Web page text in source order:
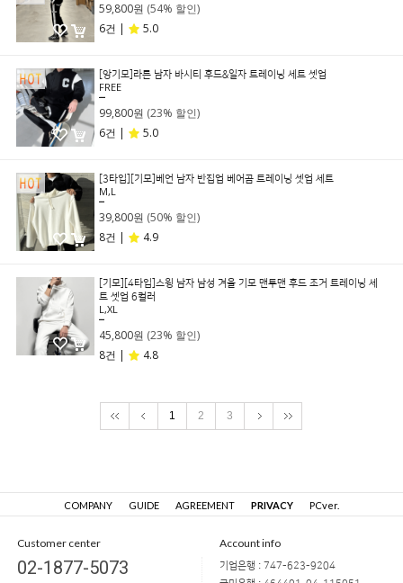
59,800원 (54% 할인)
6건 |
5.0
[앙기모]라른 남자 바시티 후드&일자 트레이닝 세트 셋업
FREE
99,800원 (23% 할인)
6건 |
5.0
[3타입][기모]베언 남자 반집업 베어곰 트레이닝 셋업 세트
M,L
39,800원 (50% 할인)
8건 |
4.9
[기모][4타입]스윙 남자 남성 겨울 기모 맨투맨 후드 조거 트레이닝 세
트 셋업 6컬러
L,XL
45,800원 (23% 할인)
8건 |
4.8
1 2 3
COMPANY GUIDE AGREEMENT PRIVACY PCver.
Customer center
02-1877-5073
Account info
기업은행 : 747-623-9204